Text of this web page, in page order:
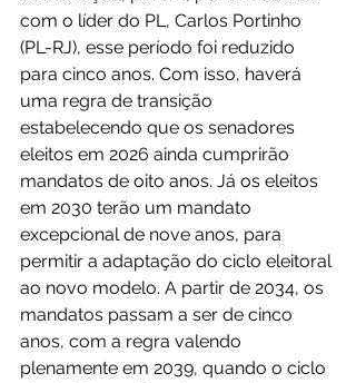
com o líder do PL, Carlos Portinho
(PL-RJ), esse período foi reduzido
para cinco anos. Com isso, haverá
uma regra de transição
estabelecendo que os senadores
eleitos em 2026 ainda cumprirão
mandatos de oito anos. Já os eleitos
em 2030 terão um mandato
excepcional de nove anos, para
permitir a adaptação do ciclo eleitoral
ao novo modelo. A partir de 2034, os
mandatos passam a ser de cinco
anos, com a regra valendo
plenamente em 2039, quando o ciclo